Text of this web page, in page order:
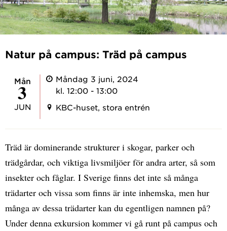
Natur på campus: Träd på campus
mån
3
JUN
Måndag 3 juni, 2024
kl. 12:00 - 13:00
KBC-huset, stora entrén
Träd är dominerande strukturer i skogar, parker och
trädgårdar, och viktiga livsmiljöer för andra arter, så som
insekter och fåglar. I Sverige finns det inte så många
trädarter och vissa som finns är inte inhemska, men hur
många av dessa trädarter kan du egentligen namnen på?
Under denna exkursion kommer vi gå runt på campus och